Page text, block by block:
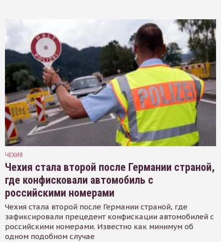
ЧЕХИЯ
Чехия стала второй после Германии страной,
где конфисковали автомобиль с
российскими номерами
Чехия стала второй после Германии страной, где
зафиксировали прецедент конфискации автомобилей с
российскими номерами. Известно как минимум об
одном подобном случае